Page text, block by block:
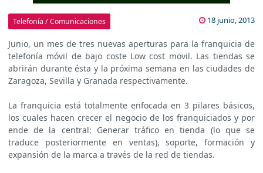
Telefonía / Comunicaciones 18 junio, 2013
Junio, un mes de tres nuevas aperturas para la franquicia de
telefonía móvil de bajo coste Low cost movil. Las tiendas se
abrirán durante ésta y la próxima semana en las ciudades de
Zaragoza, Sevilla y Granada respectivamente.
La franquicia está totalmente enfocada en 3 pilares básicos,
los cuales hacen crecer el negocio de los franquiciados y por
ende de la central: Generar tráfico en tienda (lo que se
traduce posteriormente en ventas), soporte, formación y
expansión de la marca a través de la red de tiendas.